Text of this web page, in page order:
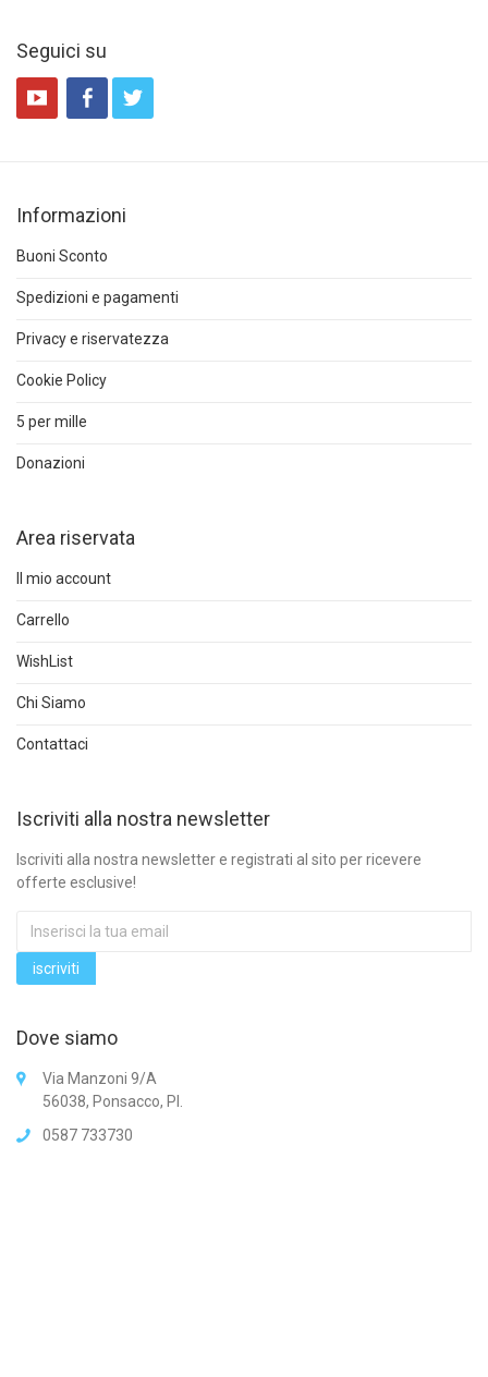
Seguici su
Informazioni
Buoni Sconto
Spedizioni e pagamenti
Privacy e riservatezza
Cookie Policy
5 per mille
Donazioni
Area riservata
Il mio account
Carrello
WishList
Chi Siamo
Contattaci
Iscriviti alla nostra newsletter
Iscriviti alla nostra newsletter e registrati al sito per ricevere
offerte esclusive!
Dove siamo
Via Manzoni 9/A
56038, Ponsacco, PI.
0587 733730